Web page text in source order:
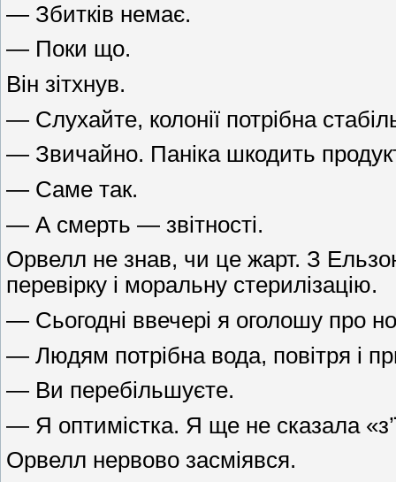
— Збитків немає.
— Поки що.
Він зітхнув.
— Слухайте, колонії потрібна
— Звичайно. Паніка шкодить
— Саме так.
— А смерть — звітності.
Орвелл не знав, чи це жарт. З
перевірку і моральну стерилізацію.
— Сьогодні ввечері я оголошу про
— Людям потрібна вода, повітря і
— Ви перебільшуєте.
— Я оптимістка. Я ще не сказала
Орвелл нервово засміявся.